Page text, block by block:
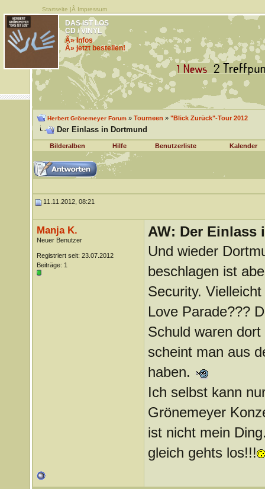
Startseite |Â Impressum
DAS IST LOS
CD / VINYL
Â» Infos
Â» jetzt bestellen!
Herbert Grönemeyer Forum» Tourneen » "Blick Zurück"-Tour 2012
Der Einlass in Dortmund
Bilderalben Hilfe Benutzerliste Kalender
11.11.2012, 08:21
Manja K.
Neuer Benutzer
Registriert seit: 23.07.2012
Beiträge: 1
AW: Der Einlass
Und wieder
beschlagen ist
Security.
Love Parade???
Schuld waren
scheint man aus
haben.
Ich selbst kann
Grönemeyer
ist nicht mein
gleich gehts los!!!